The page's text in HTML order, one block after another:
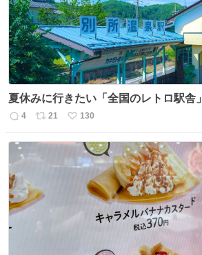
夏休みに行きたい「全国のレトロ駅舎」
返
4
リ
21
い
数
130